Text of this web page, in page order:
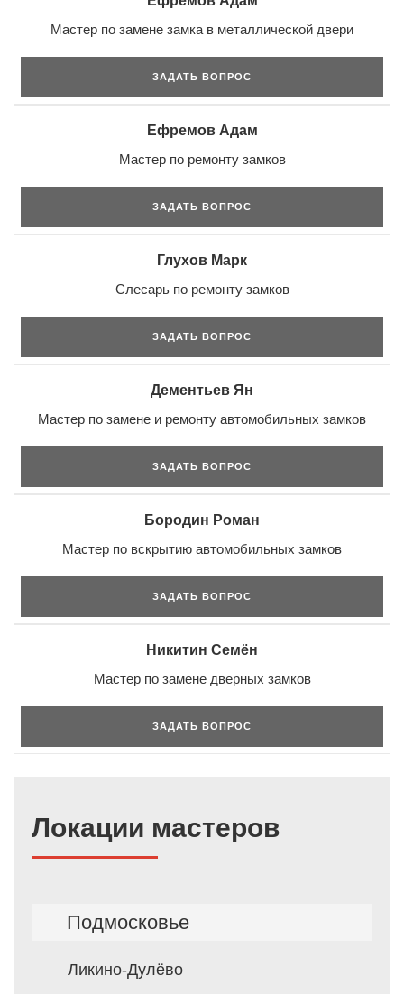
Мастер по замене замка в металлической двери
ЗАДАТЬ ВОПРОС
Ефремов Адам
Мастер по ремонту замков
ЗАДАТЬ ВОПРОС
Глухов Марк
Слесарь по ремонту замков
ЗАДАТЬ ВОПРОС
Дементьев Ян
Мастер по замене и ремонту автомобильных замков
ЗАДАТЬ ВОПРОС
Бородин Роман
Мастер по вскрытию автомобильных замков
ЗАДАТЬ ВОПРОС
Никитин Семён
Мастер по замене дверных замков
ЗАДАТЬ ВОПРОС
Локации мастеров
Подмосковье
Ликино-Дулёво